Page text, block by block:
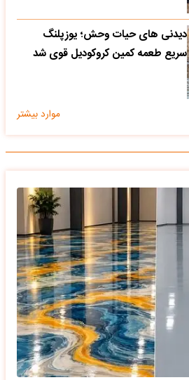
دیدنی های حیات وحش؛ یوزپلنگ
سریع طعمه کمین کروکودیل قوی شد
موارد بیشتر